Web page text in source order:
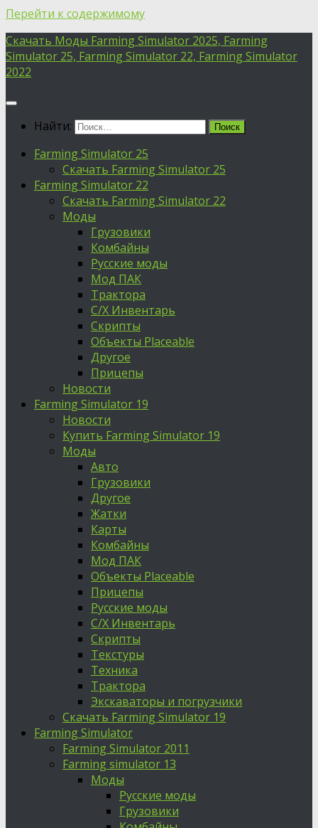
Перейти к содержимому
Скачать Моды Farming Simulator 2025, Farming
Simulator 25, Farming Simulator 22, Farming Simulator
2022
Найти:
Farming Simulator 25
Скачать Farming Simulator 25
Farming Simulator 22
Скачать Farming Simulator 22
Моды
Грузовики
Комбайны
Русские моды
Мод ПАК
Трактора
С/Х Инвентарь
Скрипты
Объекты Placeable
Другое
Прицепы
Новости
Farming Simulator 19
Новости
Купить Farming Simulator 19
Моды
Авто
Грузовики
Другое
Жатки
Карты
Комбайны
Мод ПАК
Объекты Placeable
Прицепы
Русские моды
С/Х Инвентарь
Скрипты
Текстуры
Техника
Трактора
Экскаваторы и погрузчики
Скачать Farming Simulator 19
Farming Simulator
Farming Simulator 2011
Farming simulator 13
Моды
Русские моды
Грузовики